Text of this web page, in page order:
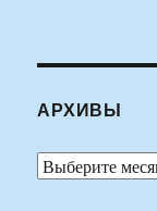
АРХИВЫ
Архивы